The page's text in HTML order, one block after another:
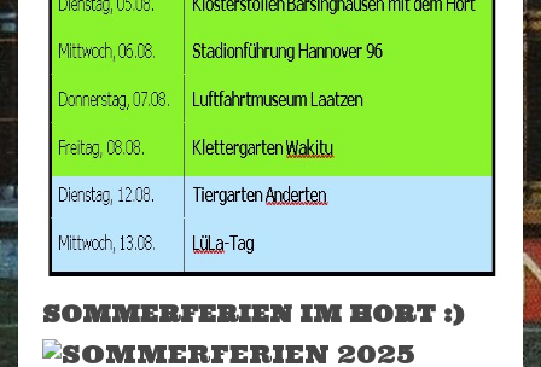
SOMMERFERIEN IM HORT :)